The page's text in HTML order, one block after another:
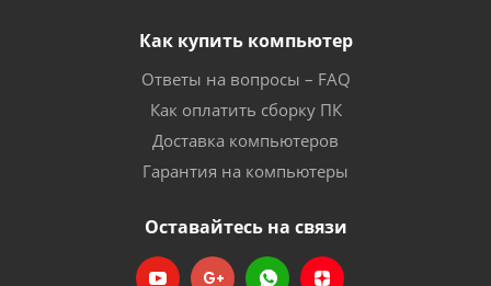
Как купить компьютер
Ответы на вопросы – FAQ
Как оплатить сборку ПК
Доставка компьютеров
Гарантия на компьютеры
Оставайтесь на связи